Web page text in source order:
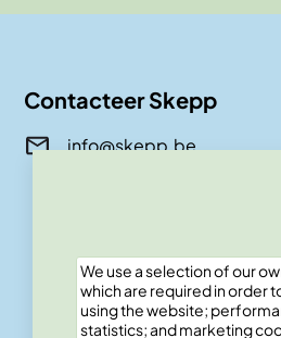
We use a selection of our
which are required in order
using the website;
statistics; and marketing
Contacteer Skepp
info@skepp.be